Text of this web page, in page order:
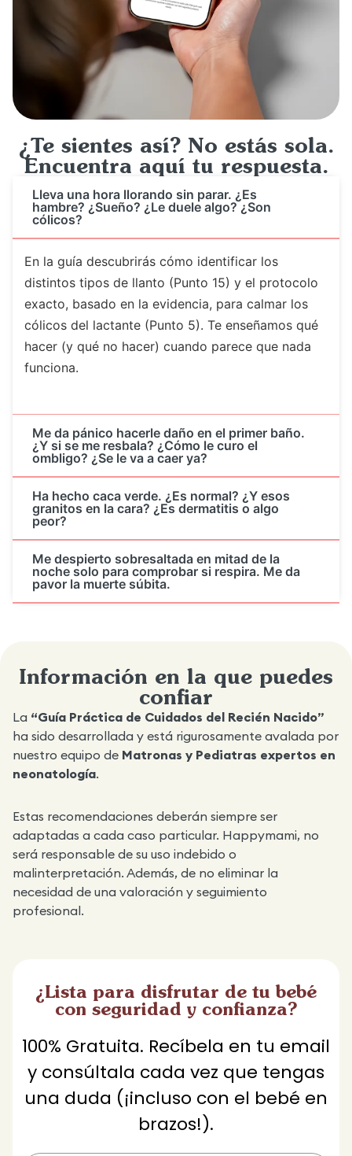
¿Te sientes así? No estás sola.
Encuentra aquí tu respuesta.
Lleva una hora llorando sin parar. ¿Es
hambre? ¿Sueño? ¿Le duele algo? ¿Son
cólicos?
En la guía descubrirás cómo identificar los
distintos tipos de llanto (Punto 15) y el protocolo
exacto, basado en la evidencia, para calmar los
cólicos del lactante (Punto 5). Te enseñamos qué
hacer (y qué no hacer) cuando parece que nada
funciona.
Me da pánico hacerle daño en el primer baño.
¿Y si se me resbala? ¿Cómo le curo el
ombligo? ¿Se le va a caer ya?
Ha hecho caca verde. ¿Es normal? ¿Y esos
granitos en la cara? ¿Es dermatitis o algo
peor?
Me despierto sobresaltada en mitad de la
noche solo para comprobar si respira. Me da
pavor la muerte súbita.
Información en la que puedes
confiar
La “Guía Práctica de Cuidados del Recién Nacido”
ha sido desarrollada y está rigurosamente avalada por
nuestro equipo de Matronas y Pediatras expertos en
neonatología.
Estas recomendaciones deberán siempre ser
adaptadas a cada caso particular. Happymami, no
será responsable de su uso indebido o
malinterpretación. Además, de no eliminar la
necesidad de una valoración y seguimiento
profesional.
¿Lista para disfrutar de tu bebé
con seguridad y confianza?
100% Gratuita. Recíbela en tu email
y consúltala cada vez que tengas
una duda (¡incluso con el bebé en
brazos!).